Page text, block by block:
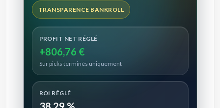
TRANSPARENCE BANKROLL
PROFIT NET RÉGLÉ
+806,76 €
Sur picks terminés uniquement
ROI RÉGLÉ